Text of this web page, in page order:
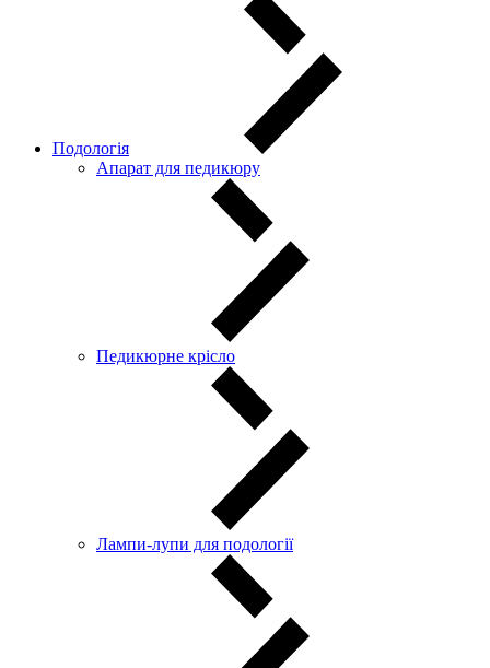
Подологія
Апарат для педикюру
Педикюрне крісло
Лампи-лупи для подології